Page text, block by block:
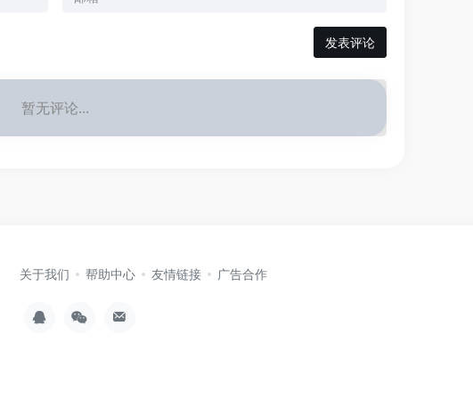
发表评论
暂无评论...
关于我们 帮助中心 友情链接 广告合作